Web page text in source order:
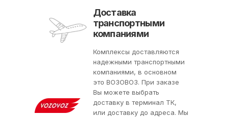
Доставка
транспортными
компаниями
Комплексы доставляются
надежными транспортными
компаниями, в основном
это ВОЗОВОЗ. При заказе
Вы можете выбрать
доставку в терминал ТК,
или доставку до адреса. Мы